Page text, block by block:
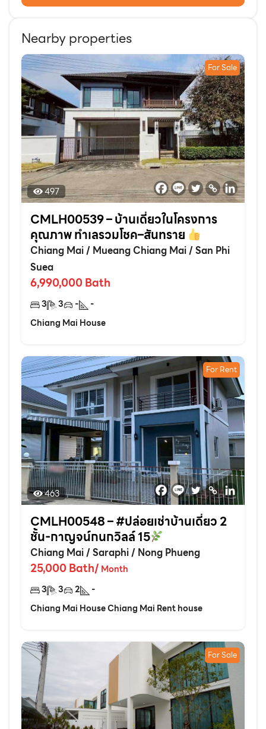
Nearby properties
For Sale
497
CMLH00539 – บ้านเดี่ยวในโครงการ
คุณภาพ ทำเลรวมโชค–สันทราย
Chiang Mai/ Mueang Chiang Mai/San Phi
Suea
6,990,000 Bath
3 3 -
-
Chiang Mai House
For Rent
463
CMLH00548 – #ปล่อยเช่าบ้านเดี่ยว 2
ชั้น-กาญจน์กนกวิลล์ 15
Chiang Mai/Saraphi/ Nong Phueng
25,000 Bath/ Month
3
3 2
-
Chiang Mai House Chiang Mai Rent house
For Sale